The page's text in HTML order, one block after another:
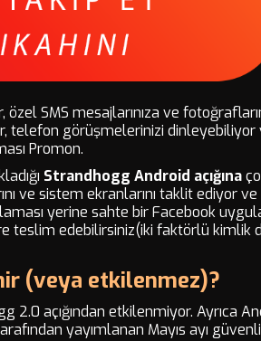
SMS mesajlarınıza ve
telefon görüşmelerinizi dinleyebiliyor
Promon.
Strandhogg Android açığına
ve sistem ekranlarını taklit ediyor ve
yerine sahte bir Facebook
teslim edebilirsiniz(iki faktörlü kimlik
(veya etkilenmez)?
2.0 açığından etkilenmiyor. Ayrıca
yayımlanan Mayıs ayı